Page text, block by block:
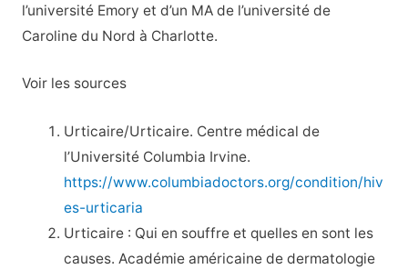
l’université Emory et d’un MA de l’université de
Caroline du Nord à Charlotte.
Voir les sources
Urticaire/Urticaire. Centre médical de
l’Université Columbia Irvine.
https://www.columbiadoctors.org/condition/hiv
es-urticaria
Urticaire : Qui en souffre et quelles en sont les
causes. Académie américaine de dermatologie